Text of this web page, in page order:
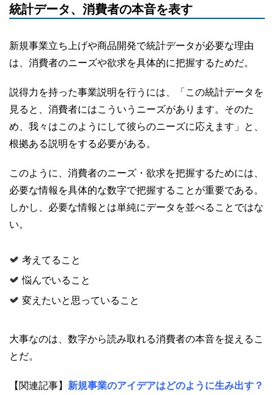
統計データ、消費者の本音を表す
新規事業立ち上げや商品開発で統計データが必要な理由
は、消費者のニーズや欲求を具体的に把握するためだ。
説得力を持った事業説明を行うには、「この統計データを
見ると、消費者にはこういうニーズがあります。そのた
め、我々はこのようにして彼らのニーズに応えます」と、
根拠ある説明をする必要がある。
このように、消費者のニーズ・欲求を把握するためには、
必要な情報を具体的な数字で把握することが重要である。
しかし、必要な情報とは単純にデータを並べることではな
い。
考えてること
悩んでいること
変えたいと思っていること
大事なのは、数字から読み取れる消費者の本音を捉えるこ
とだ。
【関連記事】 新規事業のアイデアはどのように生み出す？